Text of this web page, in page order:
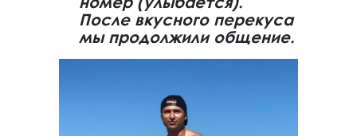
После вкусного перекуса
мы продолжили общение.